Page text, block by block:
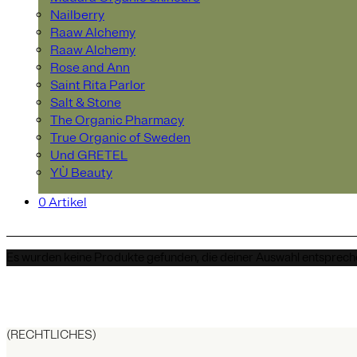
Nailberry
Raaw Alchemy
Raaw Alchemy
Rose and Ann
Saint Rita Parlor
Salt & Stone
The Organic Pharmacy
True Organic of Sweden
Und GRETEL
YÙ Beauty
0 Artikel
(RECHTLICHES)